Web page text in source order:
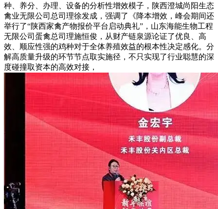
种、养分、办理、设备的分析性增效模子，陕西澄城尚阳生态
禽业无限公司总司理徐发成，强调了《降本增效，峰会期间还
举行了“陕西家禽产物报价平台启动典礼”，山东海能生物工程
无限公司蛋禽总司理施恒俊，从财产链泉源论证了优良、高
效、顺应性强的鸡种对于全体养殖效益的根本性决定感化。分
解高质量升级的环节节点取实施径，不只实现了行业聪慧的深
度碰撞取资本的高效对接，